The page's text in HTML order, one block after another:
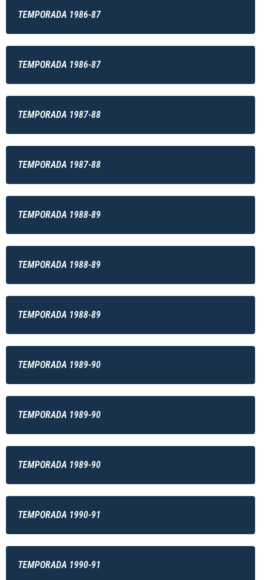
TEMPORADA 1986-87
TEMPORADA 1986-87
TEMPORADA 1987-88
TEMPORADA 1987-88
TEMPORADA 1988-89
TEMPORADA 1988-89
TEMPORADA 1988-89
TEMPORADA 1989-90
TEMPORADA 1989-90
TEMPORADA 1989-90
TEMPORADA 1990-91
TEMPORADA 1990-91